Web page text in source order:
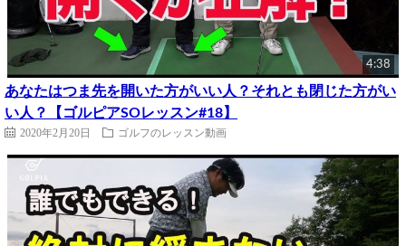
4:38
あなたはつま先を開いた方がいい人？それとも閉じた方がい
い人？【ゴルピアSOレッスン#18】
2020年2月20日 ゴルフのレッスン動画